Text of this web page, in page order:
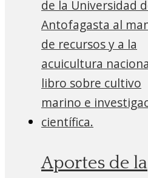
Aportes de la